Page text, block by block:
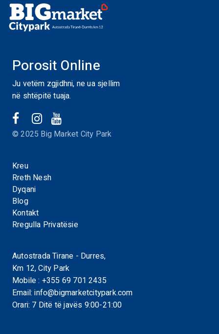
Porosit Online
Ju vetëm zgjidhni, ne ua sjellim
në shtëpitë tuaja.
© 2025 Big Market City Park
Kreu
Rreth Nesh
Dyqani
Blog
Kontakt
Rregulla Privatësie
Autostrada Tirane - Durres,
Km 12, City Park
Mobile : +355 69 701 2435
Email:info@bigmarketcitypark.com
Orari: 7 Ditë të javës 9:00-21:00